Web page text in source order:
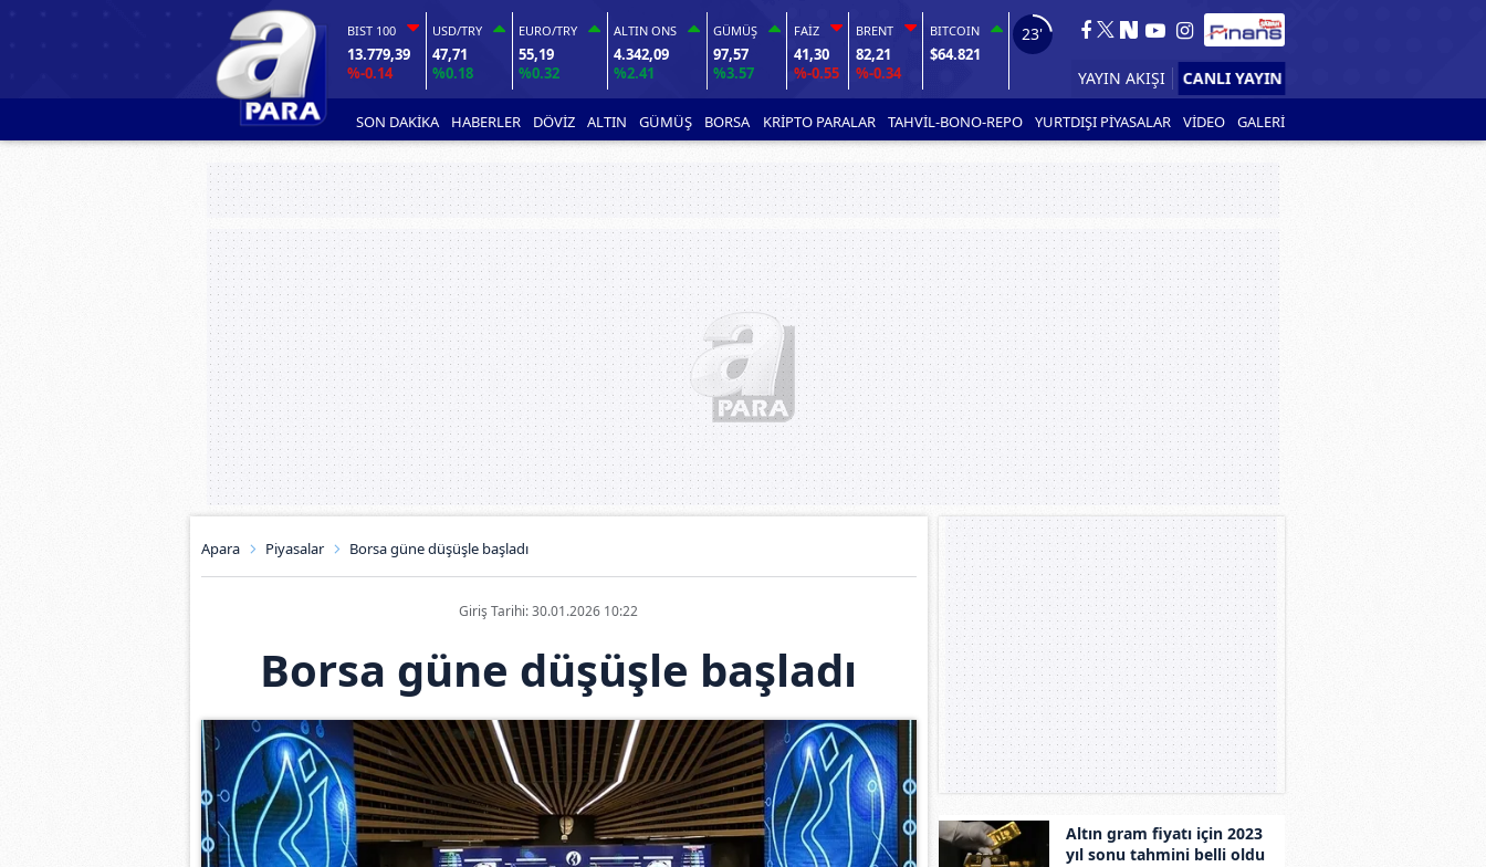
BIST 100
13.779,39
%-0.14
USD/TRY
47,71
%0.18
EURO/TRY
55,19
%0.32
ALTIN ONS
4.342,09
%2.41
GÜMÜŞ
97,57
%3.57
FAİZ
41,30
%-0.55
BRENT
82,21
%-0.34
BITCOIN
$64.821
21'
YAYIN AKIŞI CANLI YAYIN
SON DAKİKA HABERLER DÖVİZ ALTIN GÜMÜŞ BORSA KRİPTO PARALAR TAHVİL-BONO-REPO YURTDIŞI PİYASALAR VİDEO GALERİ
Apara Piyasalar Borsa güne düşüşle başladı
Giriş Tarihi: 30.01.2026 10:22
Borsa güne düşüşle başladı
Altın gram fiyatı için 2023
yıl sonu tahmini belli oldu